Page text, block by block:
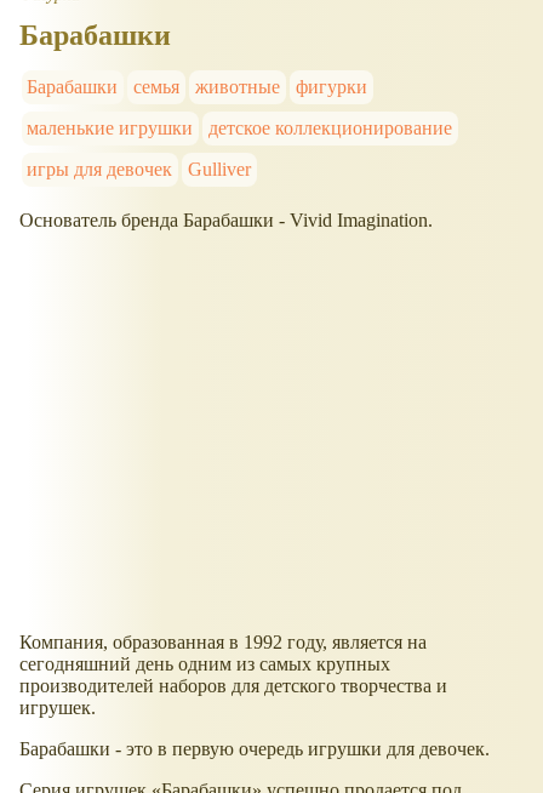
Барабашки
Барабашки семья животные
фигурки
маленькие игрушки
детское коллекционирование
игры для девочек
Gulliver
Основатель бренда Барабашки - Vivid Imagination.
Компания, образованная в 1992 году, является на
сегодняшний день одним из самых крупных
производителей наборов для детского творчества и
игрушек.
Барабашки - это в первую очередь игрушки для девочек.